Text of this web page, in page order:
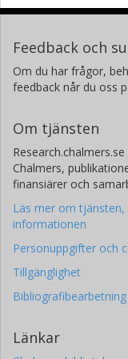
Feedback och
Om du har frågor,
feedback når du oss
Om tjänsten
Chalmers,
finansiärer och
Läs mer om tjänsten,
informationen
Personuppgifter och
Tillgänglighet
Bibliografibearbetning
Länkar